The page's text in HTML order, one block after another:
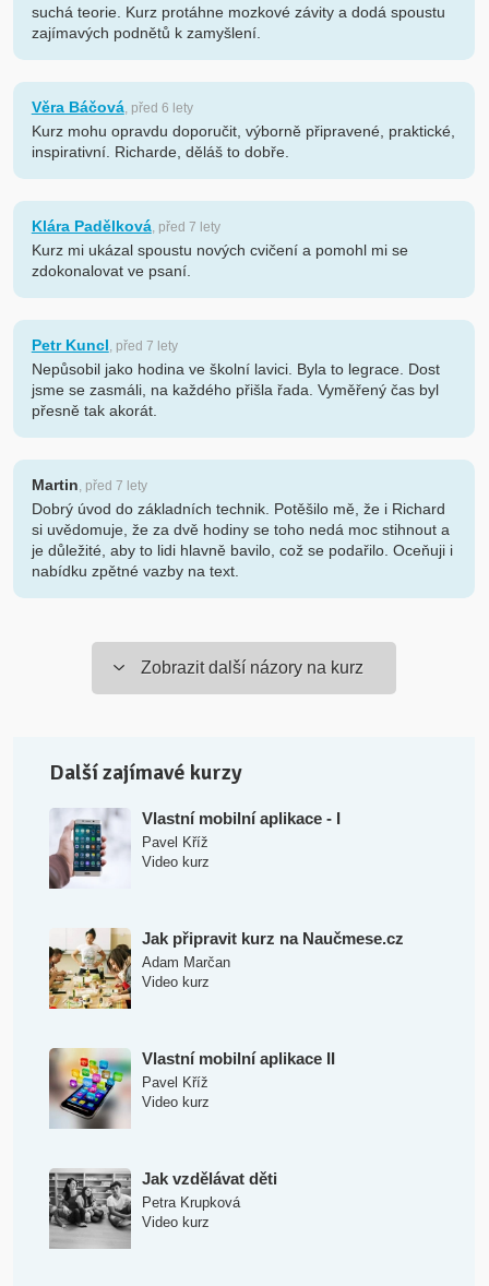
suchá teorie. Kurz protáhne mozkové závity a dodá spoustu
zajímavých podnětů k zamyšlení.
Věra Báčová, před 6 lety
Kurz mohu opravdu doporučit, výborně připravené, praktické,
inspirativní. Richarde, děláš to dobře.
Klára Padělková, před 7 lety
Kurz mi ukázal spoustu nových cvičení a pomohl mi se
zdokonalovat ve psaní.
Petr Kuncl, před 7 lety
Nepůsobil jako hodina ve školní lavici. Byla to legrace. Dost
jsme se zasmáli, na každého přišla řada. Vyměřený čas byl
přesně tak akorát.
Martin, před 7 lety
Dobrý úvod do základních technik. Potěšilo mě, že i Richard
si uvědomuje, že za dvě hodiny se toho nedá moc stihnout a
je důležité, aby to lidi hlavně bavilo, což se podařilo. Oceňuji i
nabídku zpětné vazby na text.
Zobrazit další názory na kurz
Další zajímavé kurzy
Vlastní mobilní aplikace - I
Pavel Kříž
Video kurz
Jak připravit kurz na Naučmese.cz
Adam Marčan
Video kurz
Vlastní mobilní aplikace II
Pavel Kříž
Video kurz
Jak vzdělávat děti
Petra Krupková
Video kurz